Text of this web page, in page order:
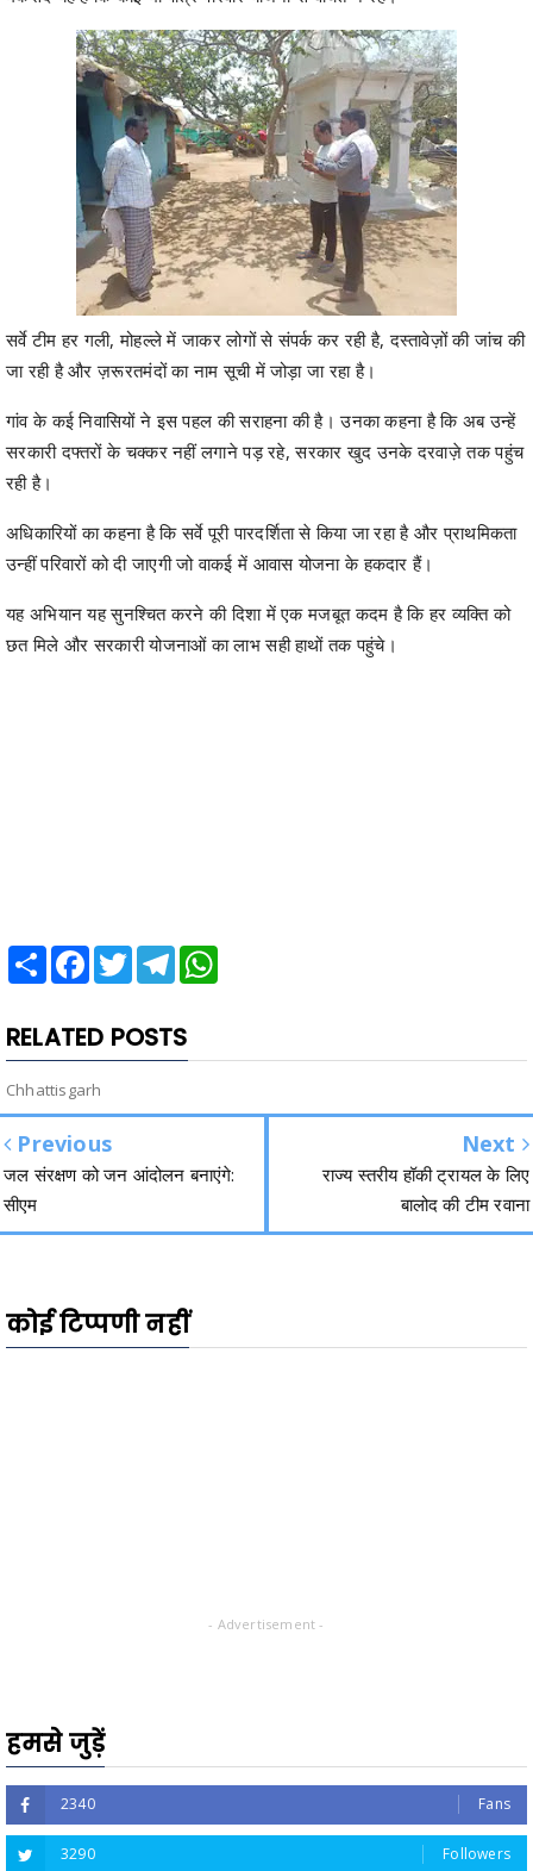
सर्वे टीम हर गली, मोहल्ले में जाकर लोगों से संपर्क कर रही है, दस्तावेज़ों की जांच की
जा रही है और ज़रूरतमंदों का नाम सूची में जोड़ा जा रहा है।
गांव के कई निवासियों ने इस पहल की सराहना की है। उनका कहना है कि अब उन्हें
सरकारी दफ्तरों के चक्कर नहीं लगाने पड़ रहे, सरकार खुद उनके दरवाज़े तक पहुंच
रही है।
अधिकारियों का कहना है कि सर्वे पूरी पारदर्शिता से किया जा रहा है और प्राथमिकता
उन्हीं परिवारों को दी जाएगी जो वाकई में आवास योजना के हकदार हैं।
यह अभियान यह सुनश्चित करने की दिशा में एक मजबूत कदम है कि हर व्यक्ति को
छत मिले और सरकारी योजनाओं का लाभ सही हाथों तक पहुंचे।
Share Facebook
TwitterTelegram
RELATED POSTS
Chhattisgarh
Previous
जल संरक्षण को जन आंदोलन बनाएंगे:
सीएम
Next
राज्य स्तरीय हॉकी ट्रायल के लिए
बालोद की टीम रवाना
कोई टिप्पणी नहीं
- Advertisement -
हमसे जुड़ें
2340 Fans
3290 Followers